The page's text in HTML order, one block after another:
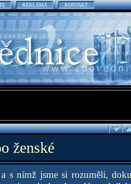
REKLAMA KONTAKT
ženské
s nímž jsme si rozuměli,